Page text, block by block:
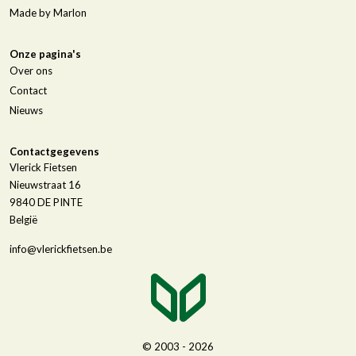
Made by Marlon
Onze pagina's
Over ons
Contact
Nieuws
Contactgegevens
Vlerick Fietsen
Nieuwstraat 16
9840DE PINTE
België
info@vlerickfietsen.be
© 2003 - 2026